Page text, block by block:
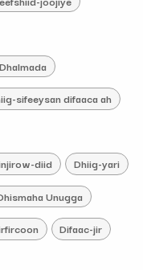
sifeeysan difaaca ah
diid Dhiig-yari
Unugga
Difaac-jir